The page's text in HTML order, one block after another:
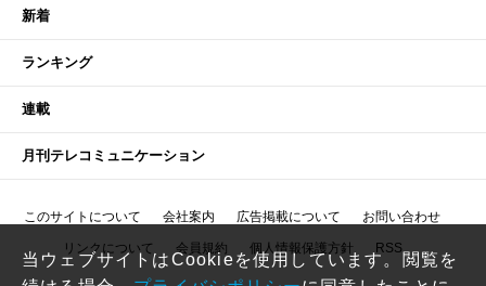
新着
ランキング
連載
月刊テレコミュニケーション
このサイトについて 会社案内 広告掲載について お問い合わせ
リンクについて 会員規約 個人情報保護方針 RSS
当ウェブサイトはCookieを使用しています。閲覧を